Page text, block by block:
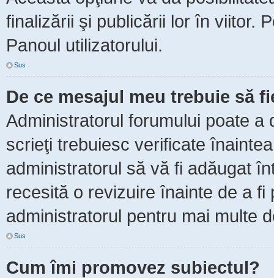
finalizării şi publicării lor în viitor.
Panoul utilizatorului.
Sus
De ce mesajul meu trebuie să
Administratorul forumului poate
scrieţi trebuiesc verificate
administratorul să vă fi adăugat
recesită o revizuire înainte de a
administratorul pentru mai multe
Sus
Cum îmi promovez subiectul?